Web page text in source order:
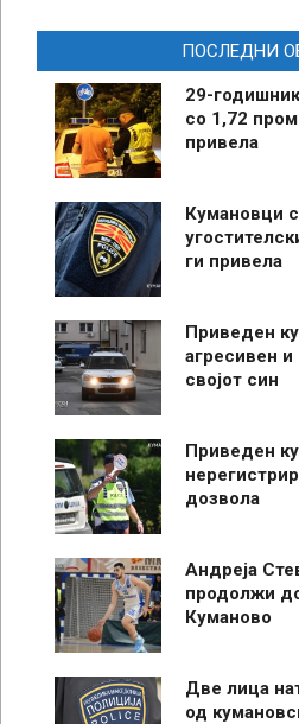
ПОСЛЕДНИ
29-
со 1,72
привела
Кумановци
ги привела
Приведен
агресивен и
својот син
Приведен
дозвола
Андреја
продолжи
Куманово
Две лица
од